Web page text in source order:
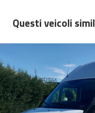
Questi veicoli